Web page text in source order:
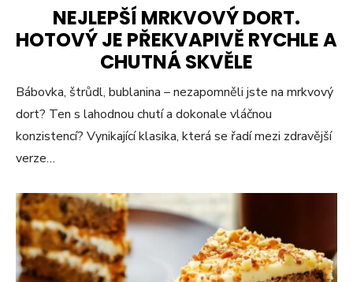
NEJLEPŠÍ MRKVOVÝ DORT.
HOTOVÝ JE PŘEKVAPIVĚ RYCHLE A
CHUTNÁ SKVĚLE
Bábovka, štrůdl, bublanina – nezapomněli jste na mrkvový
dort? Ten s lahodnou chutí a dokonale vláčnou
konzistencí? Vynikající klasika, která se řadí mezi zdravější
verze…